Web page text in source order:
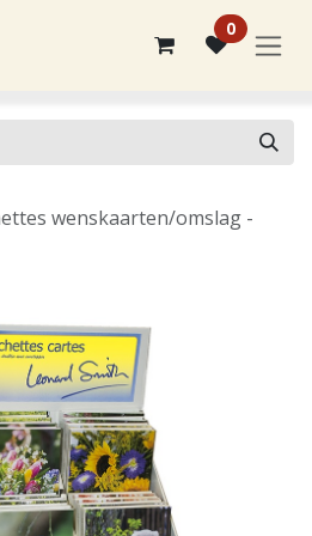
0
wenskaarten/omslag -